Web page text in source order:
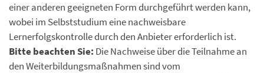
einer anderen geeigneten Form durchgeführt werden kann,
wobei im Selbststudium eine nachweisbare
Lernerfolgskontrolle durch den Anbieter erforderlich ist.
Bitte beachten Sie: Die Nachweise über die Teilnahme an
den Weiterbildungsmaßnahmen sind vom